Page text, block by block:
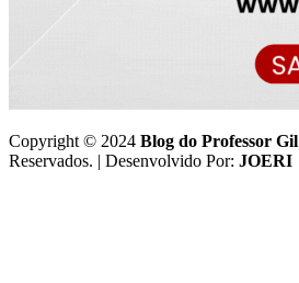
Copyright © 2024 Blog do Professor Gil
Reservados. | Desenvolvido Por: JOERI